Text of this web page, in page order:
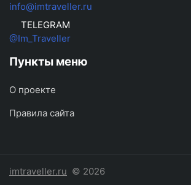
info@imtraveller.ru
TELEGRAM
@Im_Traveller
Пункты меню
О проекте
Правила сайта
imtraveller.ru © 2026